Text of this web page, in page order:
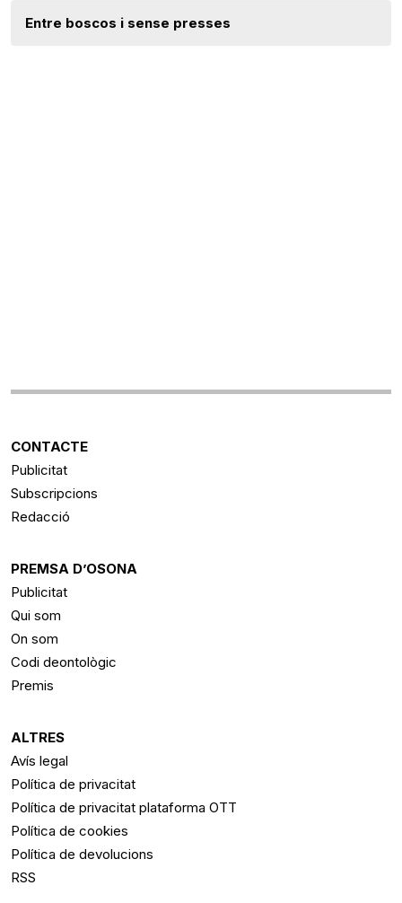
Entre boscos i sense presses
CONTACTE
Publicitat
Subscripcions
Redacció
PREMSA D’OSONA
Publicitat
Qui som
On som
Codi deontològic
Premis
ALTRES
Avís legal
Política de privacitat
Política de privacitat plataforma OTT
Política de cookies
Política de devolucions
RSS